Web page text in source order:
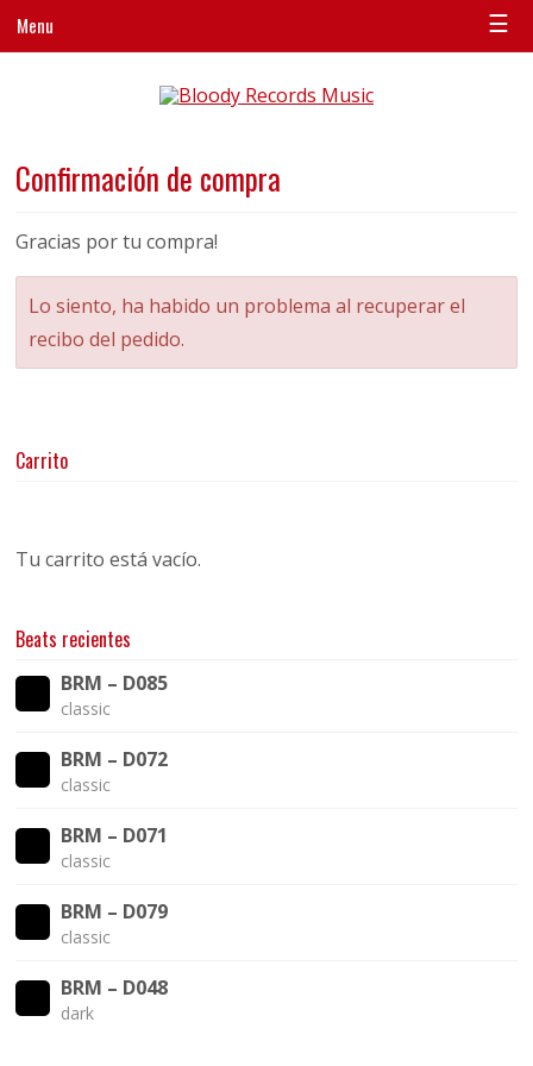
Menu ☰
Confirmación de compra
Gracias por tu compra!
Lo siento, ha habido un problema al recuperar el
recibo del pedido.
Carrito
Tu carrito está vacío.
Beats recientes
BRM – D085
classic
BRM – D072
classic
BRM – D071
classic
BRM – D079
classic
BRM – D048
dark